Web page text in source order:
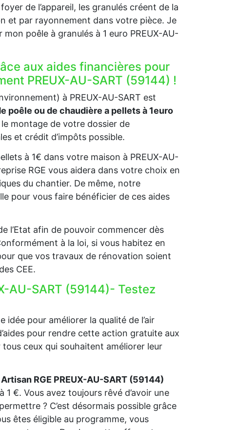
de l’appareil, les granulés créent de la
et par rayonnement dans votre pièce. Je
poêle à granulés à 1 euro PREUX-AU-
aux aides financières pour
PREUX-AU-SART (59144) !
à PREUX-AU-SART est
poêle ou de chaudière a pellets à 1euro
montage de votre dossier de
et crédit d’impôts possible.
à 1€ dans votre maison à PREUX-AU-
RGE vous aidera dans votre choix en
du chantier. De même, notre
pour vous faire bénéficier de ces aides
l’Etat afin de pouvoir commencer dès
à la loi, si vous habitez en
que vos travaux de rénovation soient
CEE.
AU-SART (59144)- Testez
idée pour améliorer la qualité de l’air
pour rendre cette action gratuite aux
tous ceux qui souhaitent améliorer leur
Artisan RGE PREUX-AU-SART (59144)
€. Vous avez toujours rêvé d’avoir une
? C’est désormais possible grâce
êtes éligible au programme, vous